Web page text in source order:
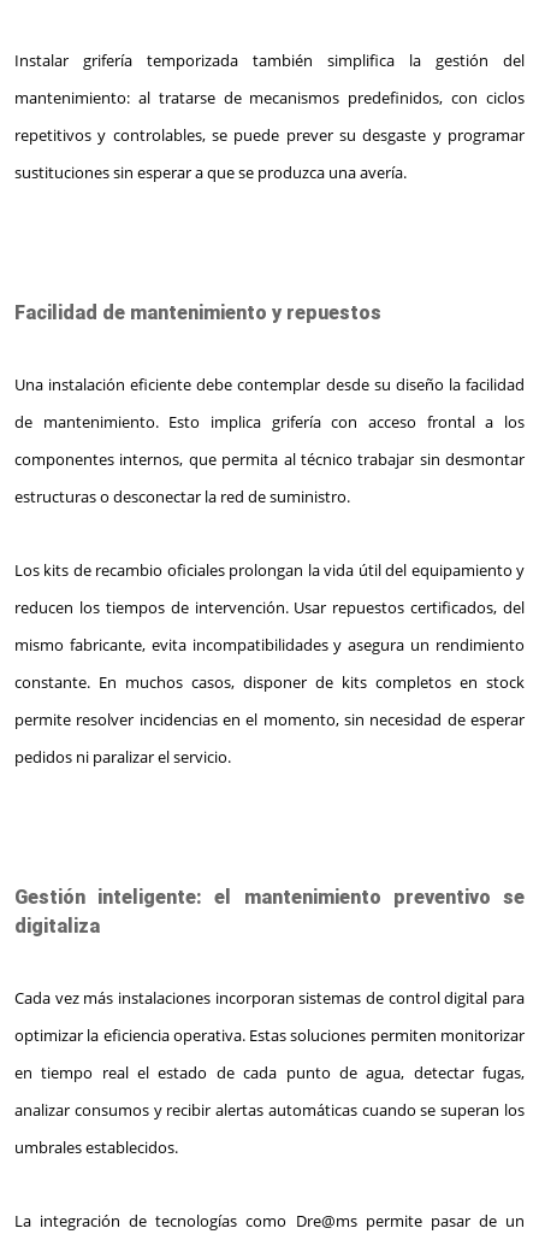
Instalar grifería temporizada también simplifica la gestión del
mantenimiento: al tratarse de mecanismos predefinidos, con ciclos
repetitivos y controlables, se puede prever su desgaste y programar
sustituciones sin esperar a que se produzca una avería.
Facilidad de mantenimiento y repuestos
Una instalación eficiente debe contemplar desde su diseño la facilidad
de mantenimiento. Esto implica grifería con acceso frontal a los
componentes internos, que permita al técnico trabajar sin desmontar
estructuras o desconectar la red de suministro.
Los kits de recambio oficiales prolongan la vida útil del equipamiento y
reducen los tiempos de intervención. Usar repuestos certificados, del
mismo fabricante, evita incompatibilidades y asegura un rendimiento
constante. En muchos casos, disponer de kits completos en stock
permite resolver incidencias en el momento, sin necesidad de esperar
pedidos ni paralizar el servicio.
Gestión inteligente: el mantenimiento preventivo se
digitaliza
Cada vez más instalaciones incorporan sistemas de control digital para
optimizar la eficiencia operativa. Estas soluciones permiten monitorizar
en tiempo real el estado de cada punto de agua, detectar fugas,
analizar consumos y recibir alertas automáticas cuando se superan los
umbrales establecidos.
La integración de tecnologías como Dre@ms permite pasar de un